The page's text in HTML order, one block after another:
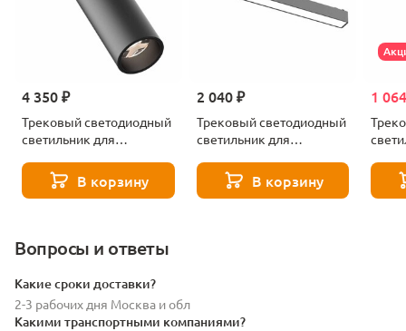
4 350 ₽
Трековый светодиодный
светильник для
шинопровода ST Luce
SKYFLAT ST677.436.18
В корзину
2 040 ₽
Трековый светодиодный
светильник для
шинопровода ST Luce
SKYFLAT ST674.436.15
В корзину
1
Вопросы и ответы
Какие сроки доставки?
2-3 рабочих дня Москва и обл
Какими транспортными компаниями?